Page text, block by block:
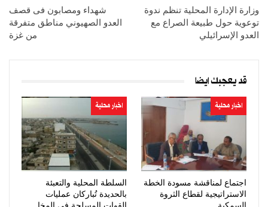
وزارة الإدارة المحلية تنظم ندوة
توعوية حول طبيعة الصراع مع
العدو الإسرائيلي
شهداء ومصابون فى قصف
العدو الصهيوني مناطق متفرقة
من غزة
قد يعجبك ايضا
اخبار محلية
اجتماع لمناقشة مسودة الخطة
الاستراتيجية لقطاع الثروة
اخبار محلية
السلطة المحلية والتعبئة
بالحديدة تُباركان عمليات